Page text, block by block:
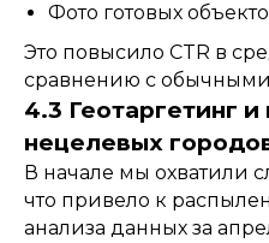
Фото готовых
Это повысило CTR в
сравнению с обычными
4.3 Геотаргетинг
нецелевых
В начале мы охватили
что привело к
анализа данных за